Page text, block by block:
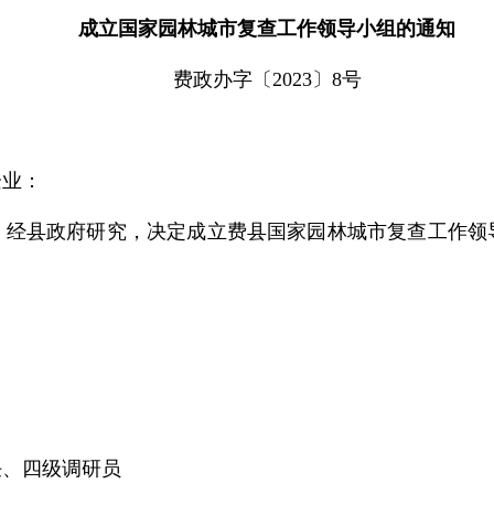
成立国家园林城市复查工作领导小组的通知
费政办字〔2023〕8号
：
县政府研究，决定成立费县国家园林城市复查工作
四级调研员